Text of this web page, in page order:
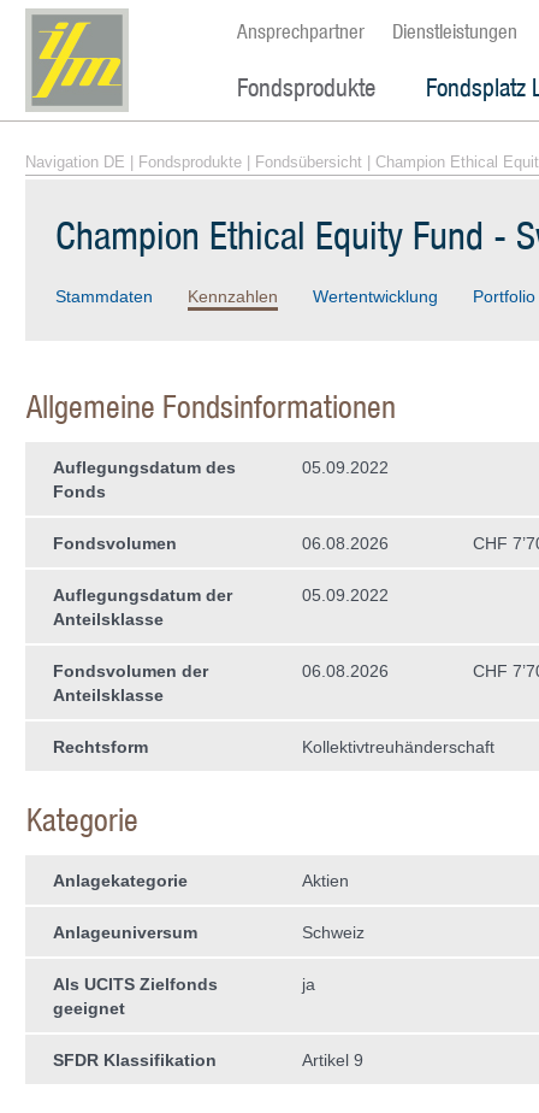
Ansprechpartner Dienstleistungen
Fondsprodukte Fondsplatz
Navigation DE Fondsprodukte Fondsübersicht | Champion Ethical
Champion Ethical Equity Fund -
Stammdaten Kennzahlen Wertentwicklung Portfolio
Allgemeine Fondsinformationen
Auflegungsdatum des
Fonds
05.09.2022
Fondsvolumen 06.08.2026 CHF
Auflegungsdatum der
Anteilsklasse
05.09.2022
Fondsvolumen der
Anteilsklasse
06.08.2026 CHF
Rechtsform Kollektivtreuhän­derschaft
Kategorie
Anlagekategorie Aktien
Anlageuniversum Schweiz
Als UCITS Zielfonds
geeignet
ja
SFDR Klassifikation Artikel 9